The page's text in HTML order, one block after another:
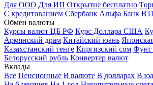
Для ООО Для ИП Открытие бесплатно
С кредитованием Сбербанк Альфа Банк
Обмен валюты
Курсы валют ЦБ РФ Курс Доллара США
Армянский драм Китайский юань
Казахстанский тенге Киргизский сом Фунт
Белорусский рубль Конвертер валют
Вклады
Все Пенсионные В валюте В долларах В